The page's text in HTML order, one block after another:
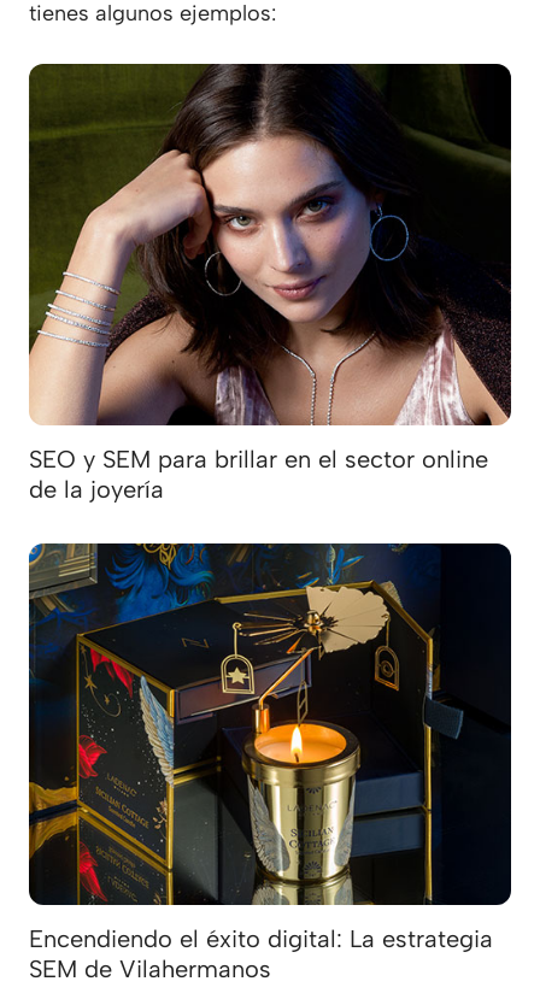
tienes algunos ejemplos:
SEO y SEM para brillar en el sector online
de la joyería
Encendiendo el éxito digital: La estrategia
SEM de Vilahermanos